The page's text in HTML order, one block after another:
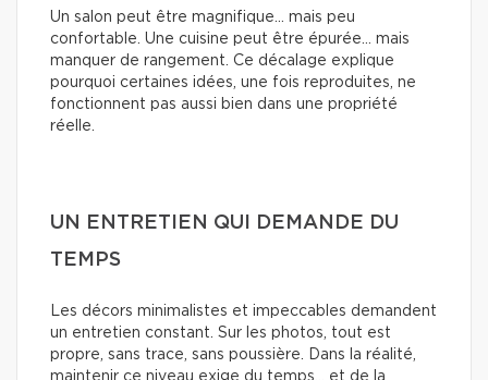
Un salon peut être magnifique… mais peu
confortable. Une cuisine peut être épurée… mais
manquer de rangement. Ce décalage explique
pourquoi certaines idées, une fois reproduites, ne
fonctionnent pas aussi bien dans une propriété
réelle.
UN ENTRETIEN QUI DEMANDE DU
TEMPS
Les décors minimalistes et impeccables demandent
un entretien constant. Sur les photos, tout est
propre, sans trace, sans poussière. Dans la réalité,
maintenir ce niveau exige du temps… et de la